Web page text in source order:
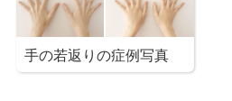
手の若返りの症例写真